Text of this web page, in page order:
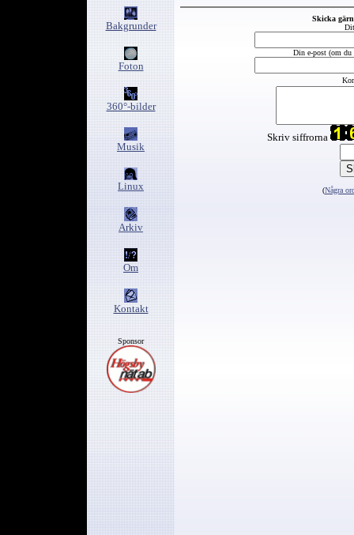
Bakgrunder
Foton
360°-bilder
Musik
Linux
Arkiv
Om
Kontakt
Sponsor
Skicka
Din e-post (om
Skriv siffrorna
(Några